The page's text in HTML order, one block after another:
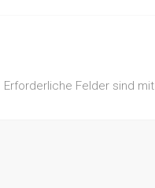
Erforderliche Felder sind mit